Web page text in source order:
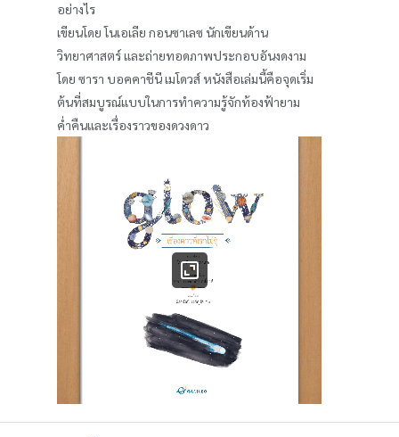
อย่างไร
เขียนโดย โนเอเลีย กอนซาเลซ นักเขียนด้าน
วิทยาศาสตร์ และถ่ายทอดภาพประกอบอันงดงาม
โดย ซารา บอคคาชีนี เมโดวส์ หนังสือเล่มนี้คือจุดเริ่ม
ต้นที่สมบูรณ์แบบในการทำความรู้จักท้องฟ้ายาม
ค่ำคืนและเรื่องราวของดวงดาว